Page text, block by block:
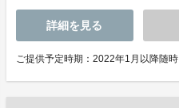
詳細を見る
ご提供予定時期：2022年1月以降随時